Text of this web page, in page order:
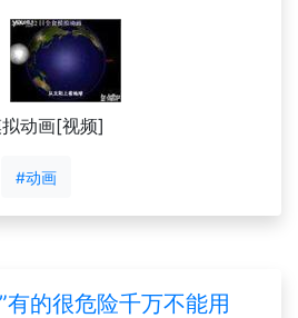
动画[视频]
#动画
有的很危险千万不能用